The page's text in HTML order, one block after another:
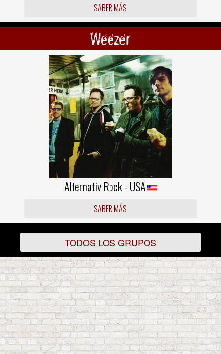
SABER MÁS
Weezer
Alternativ Rock - USA
SABER MÁS
TODOS LOS GRUPOS